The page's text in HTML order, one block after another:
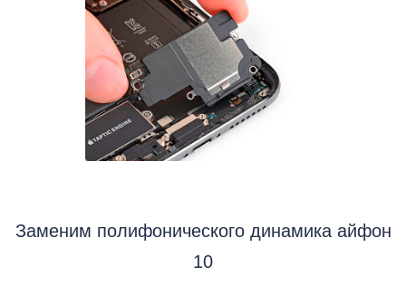
Заменим полифонического динамика айфон
10